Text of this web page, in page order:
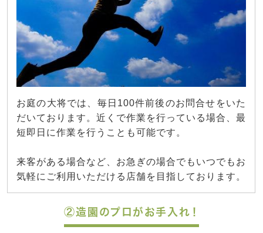
お庭の大将では、毎日100件前後のお問合せをいた
だいております。近くで作業を行っている場合、最
短即日に作業を行うことも可能です。
来客がある場合など、お急ぎの場合でもいつでもお
気軽にご利用いただける店舗を目指しております。
②造園のプロがお手入れ！